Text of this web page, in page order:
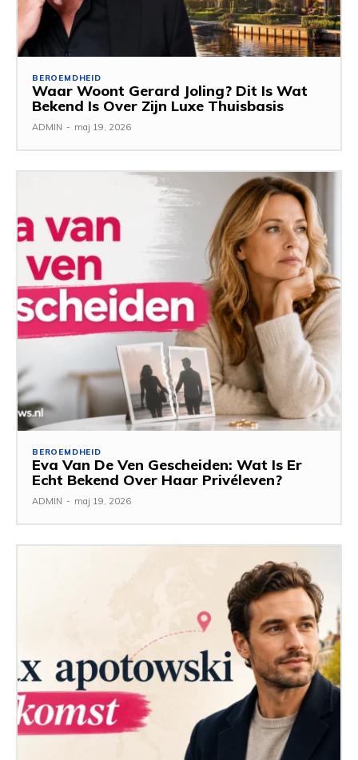
BEROEMDHEID
Waar Woont Gerard Joling? Dit Is Wat
Bekend Is Over Zijn Luxe Thuisbasis
ADMIN - maj 19, 2026
BEROEMDHEID
Eva Van De Ven Gescheiden: Wat Is Er
Echt Bekend Over Haar Privéleven?
ADMIN - maj 19, 2026